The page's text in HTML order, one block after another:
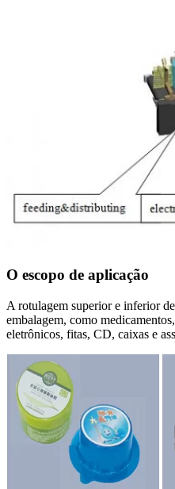
O escopo de aplicação
A rotulagem superior e inferior
embalagem, como
eletrônicos, fitas, CD, caixas e